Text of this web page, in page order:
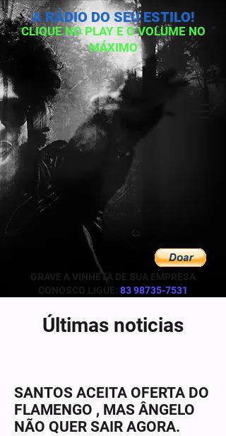
GRAVE A VINHETA DE SUA EMPRESA
CONOSCO LIGUE: 83 98735-7531
CLIQUE NO PLAY E O VOLUME NO
MÁXIMO
A RÁDIO DO SEU ESTILO!
Últimas noticias
SANTOS ACEITA OFERTA DO
FLAMENGO , MAS ÂNGELO
NÃO QUER SAIR AGORA.